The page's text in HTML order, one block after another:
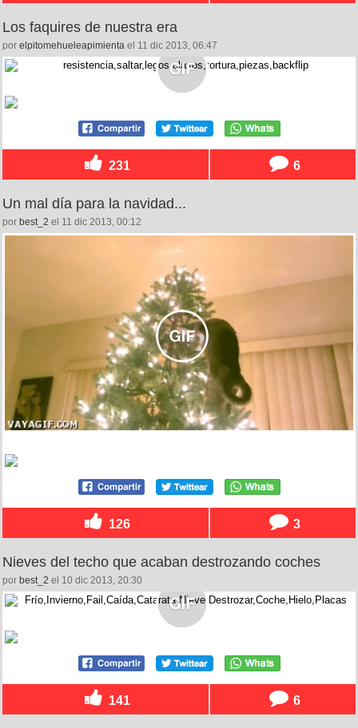
Los faquires de nuestra era
por elpitomehueleapimienta el 11 dic 2013, 06:47
231 6
Un mal día para la navidad...
por best_2 el 11 dic 2013, 00:12
126 3
Nieves del techo que acaban destrozando coches
por best_2 el 10 dic 2013, 20:30
141 6